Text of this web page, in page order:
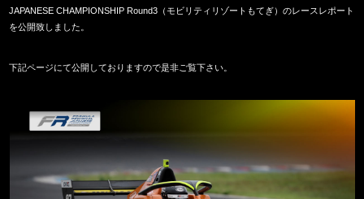
JAPANESE CHAMPIONSHIP Round3（モビリティリゾートもてぎ）のレースレポート
を公開致しました。
下記ページにて公開しておりますので是非ご覧下さい。